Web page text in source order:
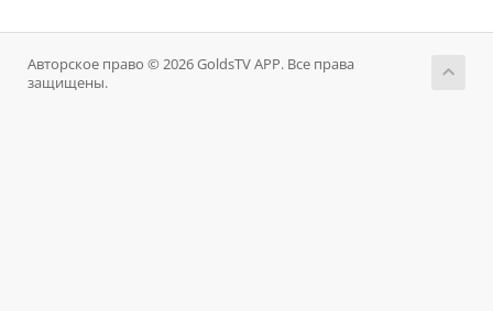
Авторское право © 2026 GoldsTV APP. Все права
защищены.